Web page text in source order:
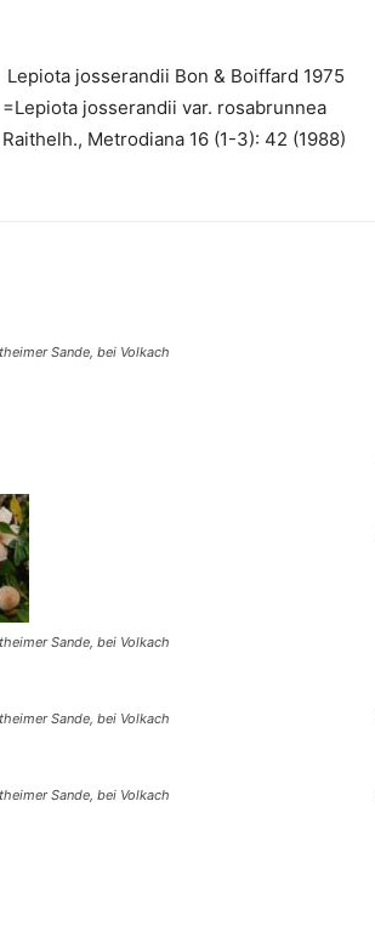
Lepiota josserandii Bon & Boiffard 1975
=Lepiota josserandii var. rosabrunnea
Raithelh., Metrodiana 16 (1-3): 42 (1988)
Sande, bei Volkach
Sande, bei Volkach
Sande, bei Volkach
Sande, bei Volkach